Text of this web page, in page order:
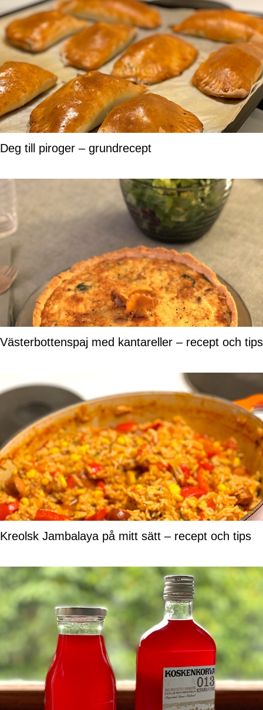
Deg till piroger – grundrecept
Västerbottenspaj med kantareller – recept och tips
Kreolsk Jambalaya på mitt sätt – recept och tips